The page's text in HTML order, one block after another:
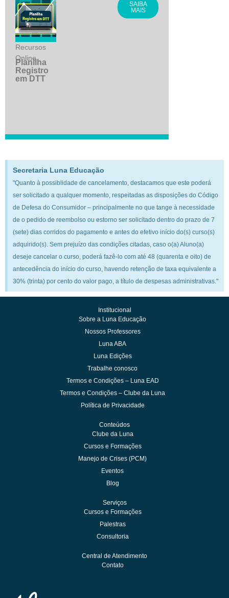
Recursos
Online
Planilha
Registro
em DTT
SAIBA
MAIS
Secretaria Luna Educação
"Quanto à possiblidade de cancelamento, destacamos que este poderá
ser solicitado a qualquer momento, respeitadas as disposições do Código
de Defesa do Consumidor – principalmente no que tange à necessidade
de o pedido de reembolso ou estorno ser solicitado dentro do prazo de 7
(sete) dias corridos do pagamento e antes do efetivo início do(s) curso(s)
adquirido(s). Sem prejuízo das condições citadas, caso o(a) Aluno(a)
deseje cancelar o curso, poderá fazê-lo com até 48 (quarenta e oito) de
antecedência do início do curso, havendo retenção de taxa equivalente a
30% (trinta) por cento do valor pago, a título de despesas administrativas."
Institucional
Sobre a Luna Educação
Nossos Professores
Luna ABA
Luna Edições
Trabalhe conosco
Termos e Condições – Luna EAD
Termos e Condições – Clube da Luna
Política de Privacidade
Conteúdos
Clube da Luna
Cursos e Formações
Manejo de Crises (PCM)
Eventos
Blog
Serviços
Cursos e Formações
Palestras
Consultoria
Central de Atendimento
Contato